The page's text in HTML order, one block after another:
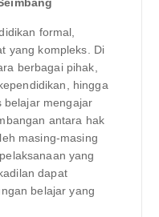
formal,
yang kompleks. Di
berbagai pihak,
hingga
belajar mengajar
antara hak
masing-masing
yang
dapat
belajar yang